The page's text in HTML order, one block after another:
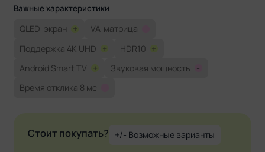
Важные характеристики
QLED-экран + VA-матрица
-
Поддержка 4K UHD + HDR10 +
Android Smart TV + Звуковая мощность
-
Время отклика 8 мс
-
Стоит покупать? +/- Возможные варианты